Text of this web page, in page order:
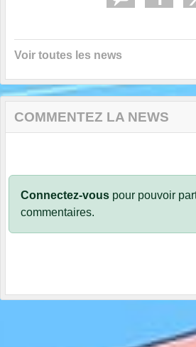
Voir toutes les news
COMMENTEZ LA NEWS
Connectez-vous pour pouvoir
commentaires.